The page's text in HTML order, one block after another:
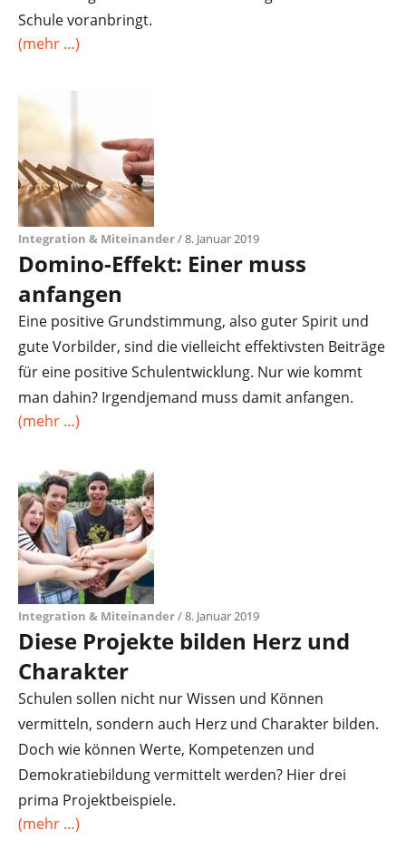
Schule voranbringt.
(mehr …)
Integration & Miteinander/ 8. Januar 2019
Domino-Effekt: Einer muss
anfangen
Eine positive Grundstimmung, also guter Spirit und
gute Vorbilder, sind die vielleicht effektivsten Beiträge
für eine positive Schulentwicklung. Nur wie kommt
man dahin? Irgendjemand muss damit anfangen.
(mehr …)
Integration & Miteinander/ 8. Januar 2019
Diese Projekte bilden Herz und
Charakter
Schulen sollen nicht nur Wissen und Können
vermitteln, sondern auch Herz und Charakter bilden.
Doch wie können Werte, Kompetenzen und
Demokratiebildung vermittelt werden? Hier drei
prima Projektbeispiele.
(mehr …)